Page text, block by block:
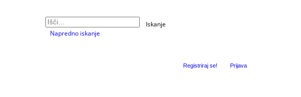
Iskanje
Napredno iskanje
Prijava
Registriraj se!